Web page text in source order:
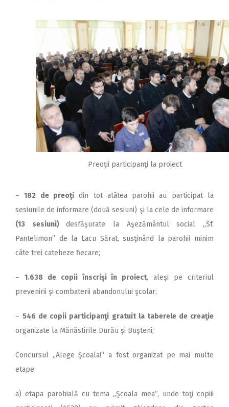
Preoţii participanţi la proiect
–182 de preoţidin tot atâtea parohii au participat la
sesiunile de informare (două sesiuni) şi la cele de informare
(13 sesiuni)desfăşurate la Aşezământul social „Sf.
Pantelimon” de la Lacu Sărat, susţinând la parohii minim
câte trei cateheze fiecare;
– 1.638 de copii înscrişi în proiect, aleşi pe criteriul
prevenirii şi combaterii abandonului şcolar;
–546 de copii participanţi gratuit la taberele de creaţie
organizate la Mănăstirile Durău şi Buşteni;
Concursul „Alege Şcoala!“ a fost organizat pe mai multe
etape:
a) etapa parohială cu tema „Şcoala mea”, unde toţi copiii